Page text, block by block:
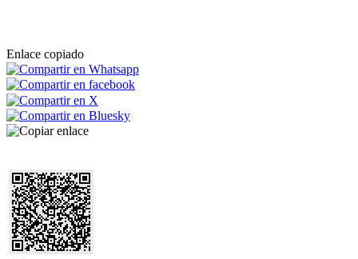
Enlace copiado